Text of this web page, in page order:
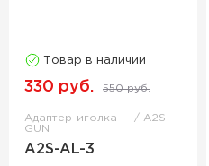
Товар в наличии
330 руб. 550 руб.
Адаптер-иголка
A2S
GUN
A2S-AL-3